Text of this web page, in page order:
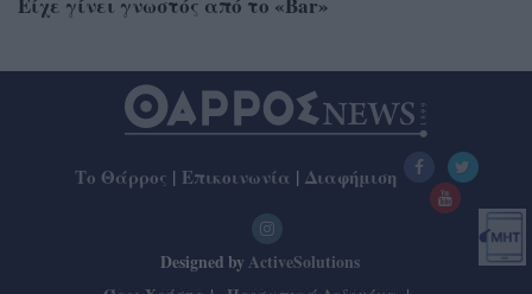
Το Θάρρος | Επικοινωνία | Διαφήμιση
Designed by ActiveSolutions